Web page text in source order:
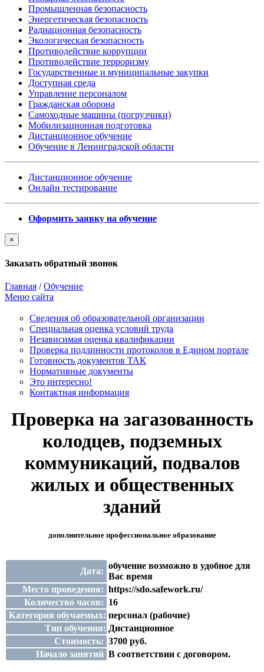
Промышленная безопасность
Энергетическая безопасность
Радиационная безопасность
Экологическая безопасность
Противодействие коррупции
Противодействие терроризму
Государственные и муниципальные закупки
Доступная среда
Управление персоналом
Гражданская оборона
Самоходные машины (погрузчики)
Мобилизационная подготовка
Дистанционное обучение
Обучение в Ленинградской области
Дистанционное обучение
Онлайн тестирование
Оформить заявку на обучение
×
Заказать обратный звонок
Главная /Обучение
Меню сайта
Сведения об образовательной организации
Cпециальная оценка условий труда
Независимая оценка квалификации
Проверка подлинности протоколов в Едином портале
Готовность документов ТАК
Нормативные документы
Это интересно!
Контактная информация
Проверка на загазованность
колодцев, подземных
коммуникаций, подвалов
жилых и общественных
зданий
дополнительное профессиональное образование
Дата:
обучение возможно в удобное для
Вас время
Место проведения: https://sdo.safework.ru/
Количество часов: 16
Категория обучаемых: персонал (рабочие)
Тип обучения: Дистанционное
Стоимость: 3700 руб.
Начало занятий В соответствии с договором.